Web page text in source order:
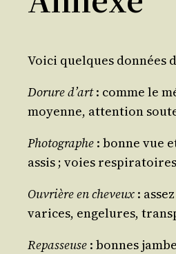
Voi­ci quelques don­nées
Dorure d’art: comme le
moyenne, atten­tion
Pho­to­graphe : bonne vue
assis ; voies
Ouvrière en che­veux :
varices, enge­lures,
Repas­seuse : bonnes